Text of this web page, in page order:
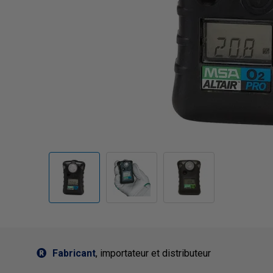
Fabricant, importateur et distributeur